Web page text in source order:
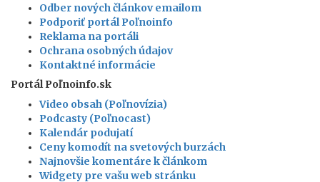
Odber nových článkov emailom
Podporiť portál Poľnoinfo
Reklama na portáli
Ochrana osobných údajov
Kontaktné informácie
Portál Poľnoinfo.sk
Video obsah (Poľnovízia)
Podcasty (Poľnocast)
Kalendár podujatí
Ceny komodít na svetových burzách
Najnovšie komentáre k článkom
Widgety pre vašu web stránku